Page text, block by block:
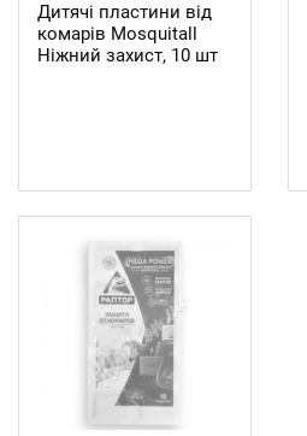
Дитячі пластини від
комарів Mosquitall
Ніжний захист, 10 шт